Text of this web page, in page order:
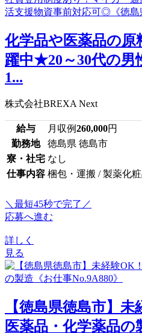
化学品や医薬品の原
躍中★20～30代の男
1...
株式会社BREXA Next
給与 月収例260,000円
勤務地
徳島県 徳島市
寮・社宅 なし
仕事内容 梱包・運搬 / 製薬化
＼最短45秒で完了／
応募へ進む
詳しく
見る
【徳島県徳島市】
医薬品・化学薬品の